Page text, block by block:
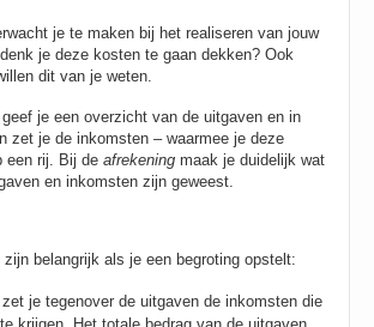
je te maken bij het realiseren van jouw
je deze kosten te gaan dekken? Ook
dit van je weten.
geef je een overzicht van de uitgaven en in
zet je de inkomsten – waarmee je deze
een rij. Bij de afrekening maak je duidelijk wat
en inkomsten zijn geweest.
zijn belangrijk als je een begroting opstelt:
zet je tegenover de uitgaven de inkomsten die